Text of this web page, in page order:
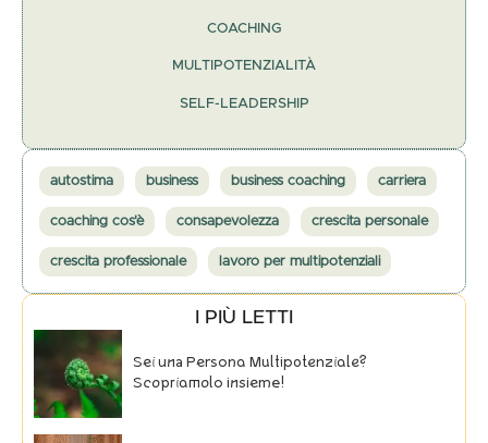
COACHING
MULTIPOTENZIALITÀ
SELF-LEADERSHIP
autostima business business coaching carriera
coaching cos'è consapevolezza crescita personale
crescita professionale lavoro per multipotenziali
I PIÙ LETTI
Sei una Persona Multipotenziale?
Scopriamolo insieme!